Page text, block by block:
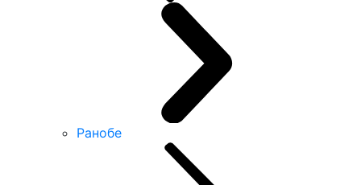
Ранобе